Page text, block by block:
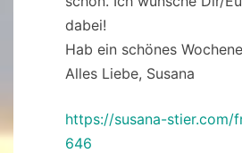
dabei!
Hab ein schönes
Alles Liebe, Susana
https://susana-stier.com/
646